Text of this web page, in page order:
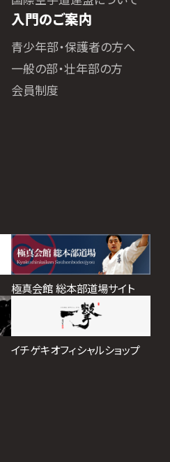
入門のご案内
青少年部・保護者の方へ
一般の部・壮年部の方
会員制度
極真会館 総本部道場サイト
イチゲキオフィシャルショップ